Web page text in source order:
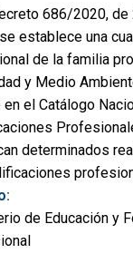
686/2020, de
establece una
de la familia
y Medio
en el Catálogo
determinados
de Educación y